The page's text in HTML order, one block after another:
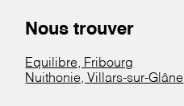
Nous trouver
Equilibre, Fribourg
Nuithonie, Villars-sur-Glâne